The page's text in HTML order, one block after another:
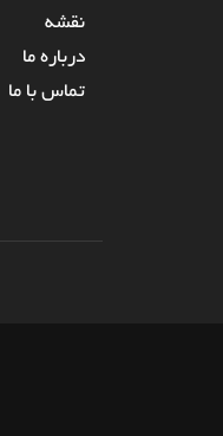
نقشه
درباره‌ ما
تماس با ما